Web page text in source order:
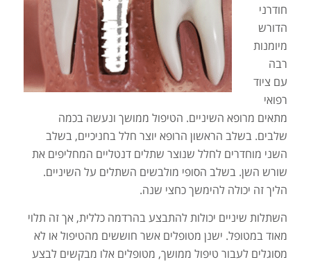
חודרני
הדורש
מיומנות
רבה
עם ציוד
רפואי
מתאים מרופא השיניים. הטיפול ממושך ונעשה בכמה
שלבים. בשלב הראשון הרופא יוצר חלל בחניכיים, בשלב
השני מוחדרים לחלל שנוצר שתלים דנטליים המחליפים את
שורש השן. בשלב הסופי מולבשים השתלים על השיניים.
הליך זה יכולה להימשך כחצי שנה.
השתלות שיניים יכולות להתבצע בהרדמה כללית, אך זה תלוי
מאוד במטופל. ישנן מטופלים אשר חוששים מהטיפול או לא
מסוגלים לעבור טיפול ממושך, מטופלים אלו מבקשים לבצע